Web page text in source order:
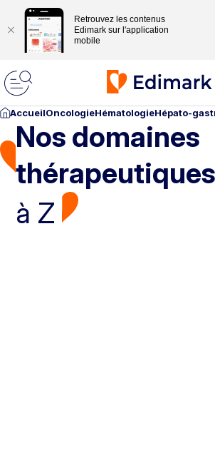
Retrouvez les contenus
Edimark sur l'application
mobile
AccueilOncologieHématologieHépato-
Nos domaines
thérapeutiques
à Z